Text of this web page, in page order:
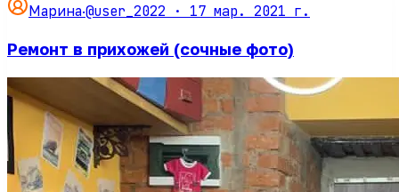
Марина·@user_2022 · 17 мар. 2021 г.
Ремонт в прихожей (сочные фото)